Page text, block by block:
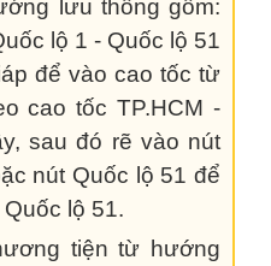
lưu thông gồm:
lộ 1 - Quốc lộ 51
để vào cao tốc từ
cao tốc TP.HCM -
sau đó rẽ vào nút
nút Quốc lộ 51 để
lộ 51.
tiện từ hướng